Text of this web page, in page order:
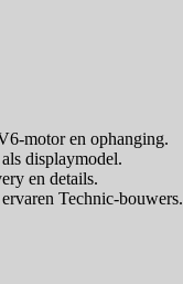
motor en ophanging.
displaymodel.
en details.
Technic-bouwers.